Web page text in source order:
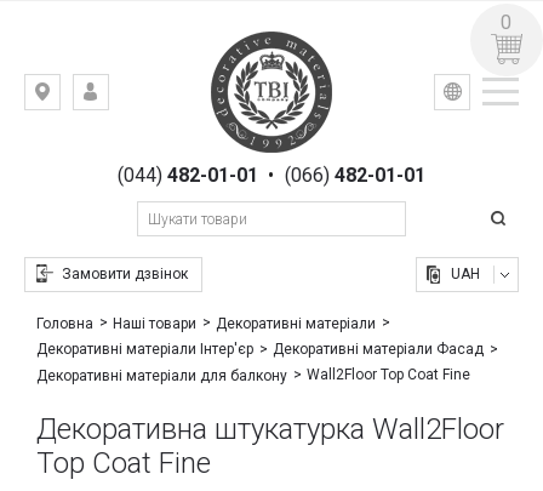
Київ,
Гоголівська,(044)482-01-01 • (066) 482-01-01
Замовити дзвінок
УКР РУС
UAH
0
Головна Наші товари
Декоративні матеріали
Декоративні матеріали Інтер'єр
Декоративні матеріали Фасад
Декоративні матеріали для балкону
Wall2Floor Top Coat Fine
Декоративна штукатурка Wall2Floor
Top Coat Fine